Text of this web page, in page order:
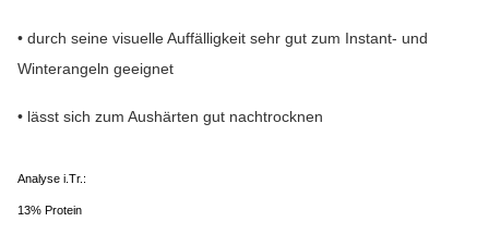
• durch seine visuelle Auffälligkeit sehr gut zum Instant- und
Winterangeln geeignet
• lässt sich zum Aushärten gut nachtrocknen
Analyse i.Tr.:
13% Protein